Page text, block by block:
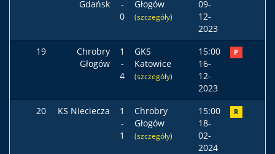
Gdańsk
-
0
Głogów
(szczegóły)
09-
12-
2023
19
Chrobry
Głogów
1
-
4
GKS
Katowice
(szczegóły)
15:00
16-
12-
2023
P
20 KS Nieciecza
1
-
1
Chrobry
Głogów
(szczegóły)
15:00
18-
02-
2024
R